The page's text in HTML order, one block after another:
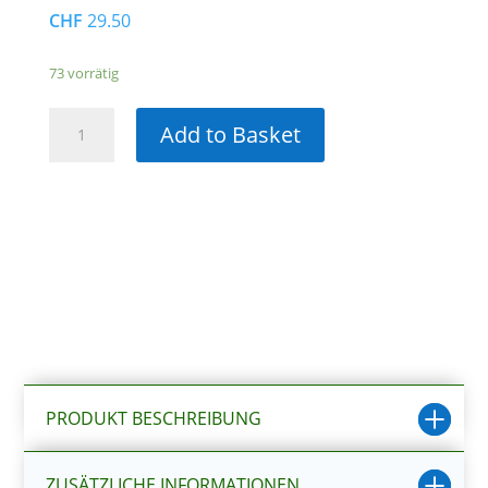
CHF 29.50
73 vorrätig
Mechanisches
Add to Basket
PRODUKT BESCHREIBUNG